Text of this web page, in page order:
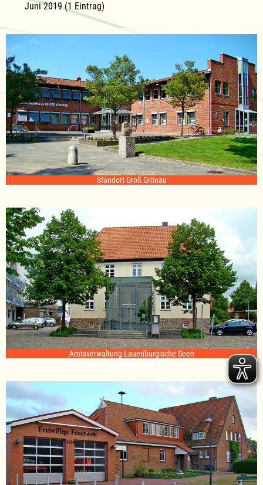
Juni 2019 (1 Eintrag)
Standort Groß Grönau
Amtsverwaltung Lauenburgische Seen